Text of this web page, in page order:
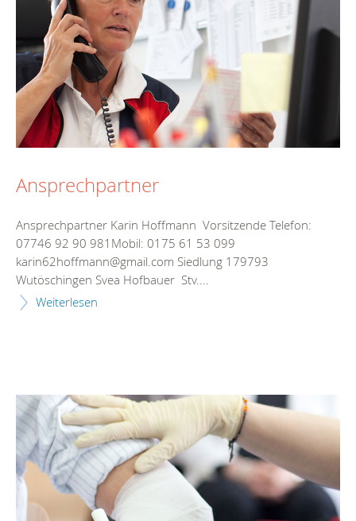
Ansprechpartner
Ansprechpartner Karin Hoffmann Vorsitzende Telefon:
07746 92 90 981Mobil: 0175 61 53 099
karin62hoffmann@gmail.com Siedlung 179793
Wutöschingen Svea Hofbauer Stv....
Weiterlesen